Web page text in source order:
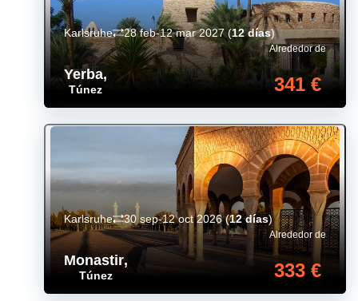
Yerba,
Túnez
Alrededor de
341 €
Karlsruhe 28 feb-12 mar 2027(12 días)
Monastir,
Túnez
Alrededor de
333 €
Karlsruhe 30 sep-12 oct 2026(12 días)